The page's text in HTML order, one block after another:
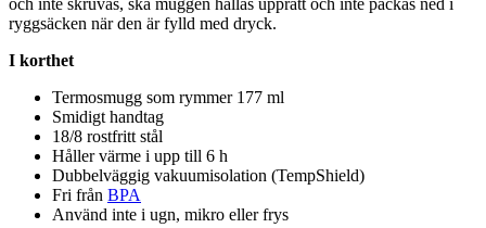
och inte skruvas, ska muggen hållas upprätt och inte packas ned i
ryggsäcken när den är fylld med dryck.
I korthet
Termosmugg som rymmer 177 ml
Smidigt handtag
18/8 rostfritt stål
Håller värme i upp till 6 h
Dubbelväggig vakuumisolation (TempShield)
Fri från BPA
Använd inte i ugn, mikro eller frys